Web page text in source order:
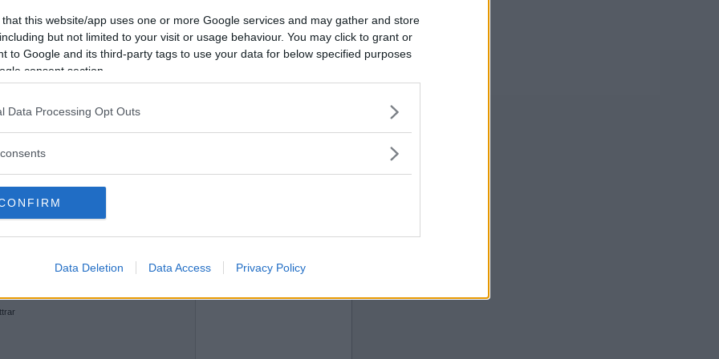
that this website/app uses one or more Google services and may gather and store
but not limited to your visit or usage behaviour. You may click to grant or
to Google and its third-party tags to use your data for below specified purposes
consent section.
Data Processing Opt Outs
Data Deletion Data Access Privacy Policy
innan ljuset slocknade?
2022-01-14 20:33
Vill du bli
medlem?